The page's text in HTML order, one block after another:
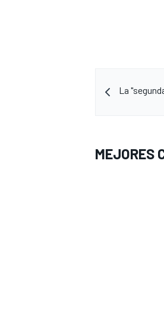
La
MEJORES